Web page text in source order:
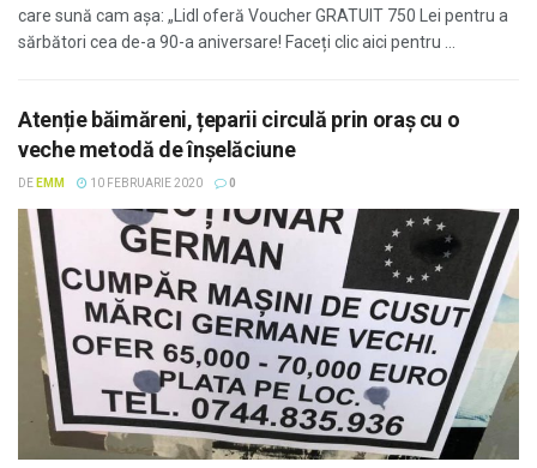
care sună cam aşa: „Lidl oferă Voucher GRATUIT 750 Lei pentru a
sărbători cea de-a 90-a aniversare! Faceți clic aici pentru ...
Atenție băimăreni, țeparii circulă prin oraș cu o
veche metodă de înșelăciune
DE EMM 10 FEBRUARIE 2020 0